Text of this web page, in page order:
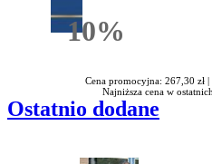
10%Rabatu
Cena promocyjna: 267,30 zł |
Najniższa cena w
Ostatnio dodane